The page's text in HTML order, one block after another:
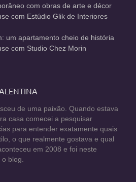
com obras de arte e décor
com Estúdio Glik de Interiores
um apartamento cheio de história
com Studio Chez Morin
de uma paixão. Quando estava
casa comecei a pesquisar
para entender exatamente quais
o que realmente gostava e qual
em 2008 e foi neste
blog.